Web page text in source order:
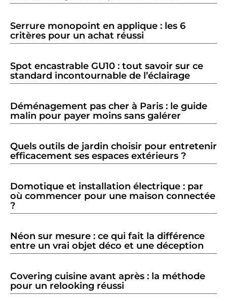
Serrure monopoint en applique : les 6
critères pour un achat réussi
Spot encastrable GU10 : tout savoir sur ce
standard incontournable de l’éclairage
Déménagement pas cher à Paris : le guide
malin pour payer moins sans galérer
Quels outils de jardin choisir pour entretenir
efficacement ses espaces extérieurs ?
Domotique et installation électrique : par
où commencer pour une maison connectée
?
Néon sur mesure : ce qui fait la différence
entre un vrai objet déco et une déception
Covering cuisine avant après : la méthode
pour un relooking réussi